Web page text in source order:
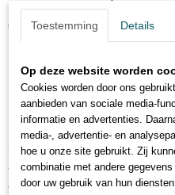
€ 14,95 (inclusief btw 21%)
Omschrijving
Star Wars Power
Trek het Angry birds poppetje naar
vanzelf rijden. Het poppetje komt
Toestemming Details
Op deze website worden
Cookies worden door ons
aanbieden van sociale media-
informatie en advertenties.
media-, advertentie- en
hoe u onze site gebruikt. Zij
combinatie met andere
door uw gebruik van hun